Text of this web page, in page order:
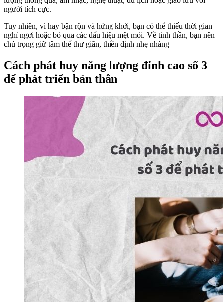
người tích cực.
Tuy nhiên, vì hay bận rộn và hứng khởi, bạn có thể thiếu thời gian
nghỉ ngơi hoặc bỏ qua các dấu hiệu mệt mỏi. Về tinh thần, bạn nên
chú trọng giữ tâm thế thư giãn, thiền định nhẹ nhàng
Cách phát huy năng lượng đỉnh cao số 3
để phát triển bản thân